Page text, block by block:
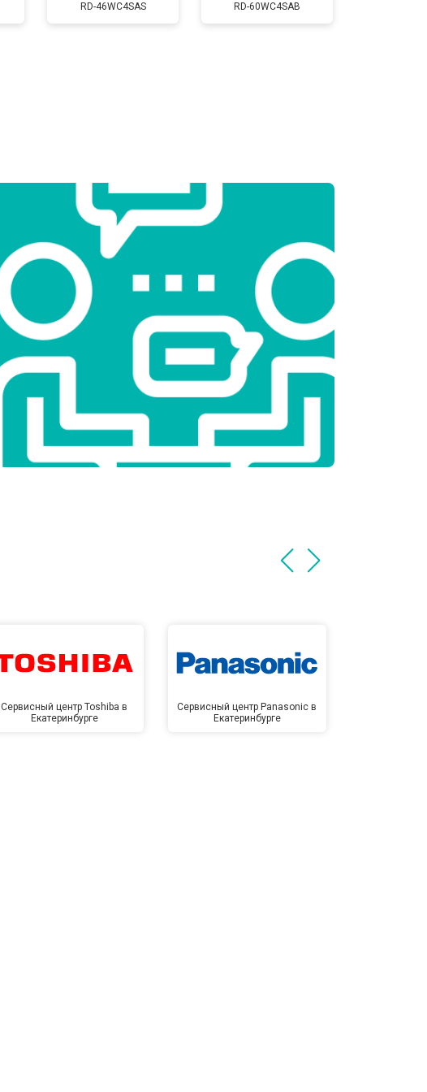
RD-46WC4SAS RD-60WC4SAB
Сервисный центр Toshiba в
Екатеринбурге
Сервисный центр Panasonic в
Екатеринбурге